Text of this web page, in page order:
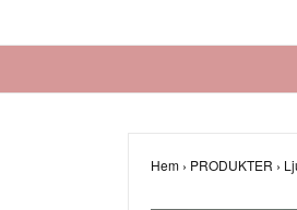
Hem › PRODUKTER ›